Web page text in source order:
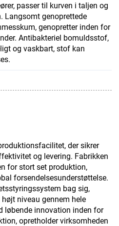
passer til kurven i taljen og
Langsomt genoprettede
genopretter inden for
Antibakteriel bomuldsstof,
og vaskbart, stof kan
der sikrer
og levering. Fabrikken
for stort set produktion,
forsendelsesunderstøttelse.
bag sig,
niveau gennem hele
løbende innovation inden for
opretholder virksomheden